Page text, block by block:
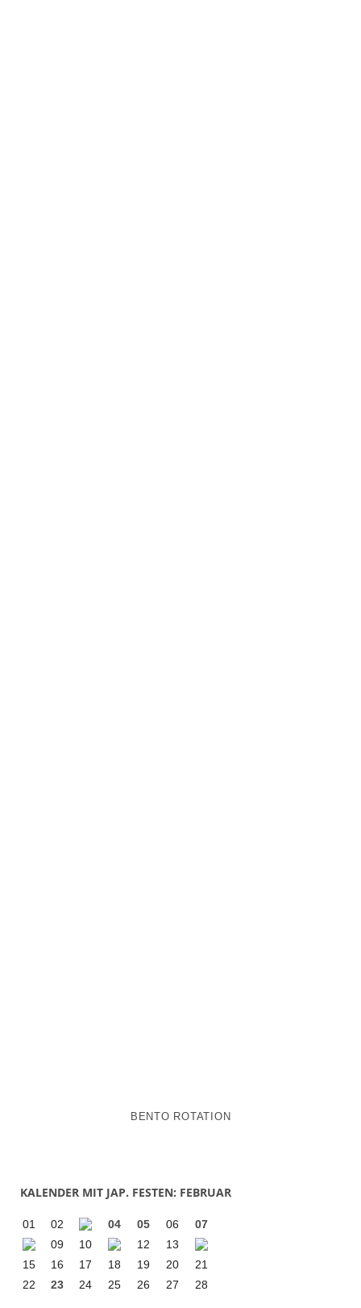
BENTO ROTATION
KALENDER MIT JAP. FESTEN: FEBRUAR
01 02 04 05 06
07
09
10 12
13
15
16 17 18 19 20
21
22
23 24 25 26 27 28